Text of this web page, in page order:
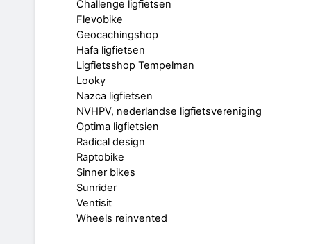
Challenge ligfietsen
Flevobike
Geocachingshop
Hafa ligfietsen
Ligfietsshop Tempelman
Looky
Nazca ligfietsen
NVHPV, nederlandse ligfietsvereniging
Optima ligfietsien
Radical design
Raptobike
Sinner bikes
Sunrider
Ventisit
Wheels reinvented